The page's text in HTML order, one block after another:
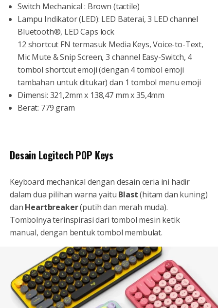
Switch Mechanical : Brown (tactile)
Lampu Indikator (LED): LED Baterai, 3 LED channel
Bluetooth®, LED Caps lock
12 shortcut FN termasuk Media Keys, Voice-to-Text,
Mic Mute & Snip Screen, 3 channel Easy-Switch, 4
tombol shortcut emoji (dengan 4 tombol emoji
tambahan untuk ditukar) dan 1 tombol menu emoji
Dimensi: 321,2mm x 138,47 mm x 35,4mm
Berat: 779 gram
Desain Logitech POP Keys
Keyboard mechanical dengan desain ceria ini hadir
dalam dua pilihan warna yaitu Blast(hitam dan kuning)
dan Heartbreaker(putih dan merah muda).
Tombolnya terinspirasi dari tombol mesin ketik
manual, dengan bentuk tombol membulat.